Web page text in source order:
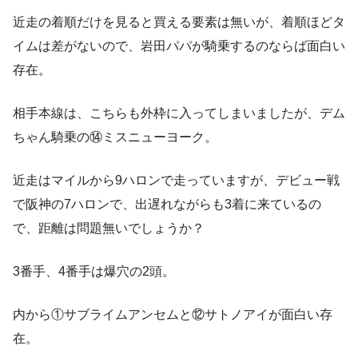
近走の着順だけを見ると買える要素は無いが、着順ほどタ
イムは差がないので、岩田パパが騎乗するのならば面白い
存在。
相手本線は、こちらも外枠に入ってしまいましたが、デム
ちゃん騎乗の⑭ミスニューヨーク。
近走はマイルから9ハロンで走っていますが、デビュー戦
で阪神の7ハロンで、出遅れながらも3着に来ているの
で、距離は問題無いでしょうか？
3番手、4番手は爆穴の2頭。
内から①サブライムアンセムと⑫サトノアイが面白い存
在。